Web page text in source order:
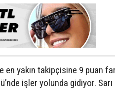
en yakın takipçisine 9 puan
işler yolunda gidiyor. Sarı